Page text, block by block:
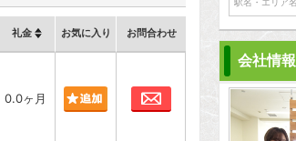
礼金 お気に入り お問合わせ
0.0ヶ月 お問合わせ
会社情報